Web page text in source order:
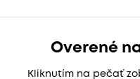
Overené
Kliknutím na pečať